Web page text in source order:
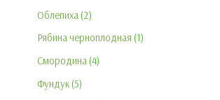
Облепиха 2
Рябина черноплодная 1
Смородина 4
Фундук 5